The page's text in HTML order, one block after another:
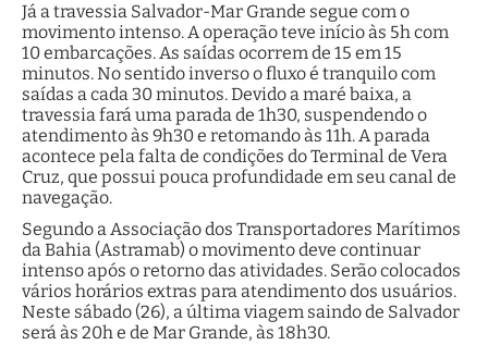
Já a travessia Salvador-Mar Grande segue com o
movimento intenso. A operação teve início às 5h com
10 embarcações. As saídas ocorrem de 15 em 15
minutos. No sentido inverso o fluxo é tranquilo com
saídas a cada 30 minutos. Devido a maré baixa, a
travessia fará uma parada de 1h30, suspendendo o
atendimento às 9h30 e retomando às 11h. A parada
acontece pela falta de condições do Terminal de Vera
Cruz, que possui pouca profundidade em seu canal de
navegação.
Segundo a Associação dos Transportadores Marítimos
da Bahia (Astramab) o movimento deve continuar
intenso após o retorno das atividades. Serão colocados
vários horários extras para atendimento dos usuários.
Neste sábado (26), a última viagem saindo de Salvador
será às 20h e de Mar Grande, às 18h30.